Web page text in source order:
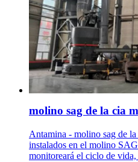
molino sag de la cia
Antamina - molino sag de
instalados en el molino
monitoreará el ciclo de vida,